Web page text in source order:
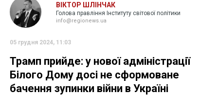
ВІКТОР ШЛІНЧАК
Голова правління Інституту світової політики
info@regionews.ua
05 грудня 2024, 11:03
Трамп прийде: у нової адміністрації
Білого Дому досі не сформоване
бачення зупинки війни в Україні